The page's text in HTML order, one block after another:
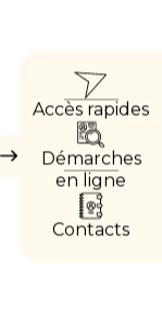
Masquer
Accès rapides
Démarches
en ligne
Contacts